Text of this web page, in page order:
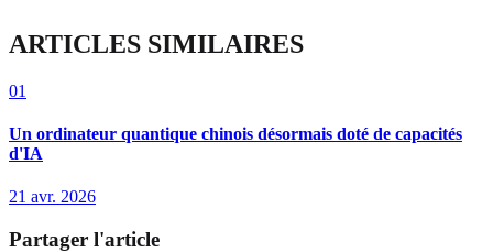
ARTICLES SIMILAIRES
01
Un ordinateur quantique chinois désormais doté de capacités
d'IA
21 avr. 2026
Partager l'article